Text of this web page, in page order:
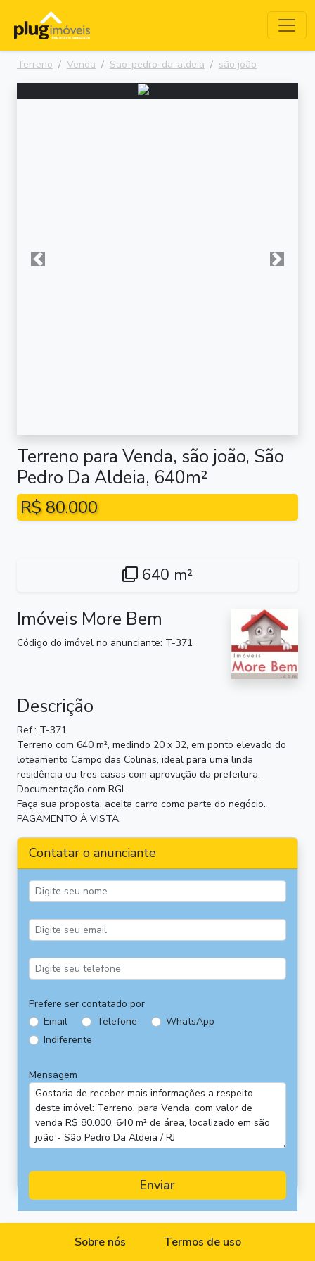
Terreno Venda Sao-pedro-da-aldeia são joão
Anterior Próxima
Terreno para Venda, são joão, São
Pedro Da Aldeia, 640m²
R$ 80.000
640 m²
Imóveis More Bem
Código do imóvel no anunciante: T-371
Descrição
Ref.: T-371
Terreno com 640 m², medindo 20 x 32, em ponto elevado do
loteamento Campo das Colinas, ideal para uma linda
residência ou tres casas com aprovação da prefeitura.
Documentação com RGI.
Faça sua proposta, aceita carro como parte do negócio.
PAGAMENTO À VISTA.
Contatar o anunciante
Prefere ser contatado por
Email
Telefone
WhatsApp
Indiferente
Mensagem
Enviar
Sobre nós Termos de uso